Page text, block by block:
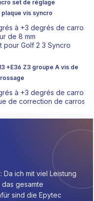
afin de faire passer les
Découvre les
efficace du
elles peuvent
performances.
set de réglage
vis syncro
à +3 degrés de
de 8 mm
pour Golf 2 3 Syncro
+E36 Z3 groupe A vis de
à +3 degrés de
de correction de
ich mit viel Leistung
gesamte
sind die Epytec